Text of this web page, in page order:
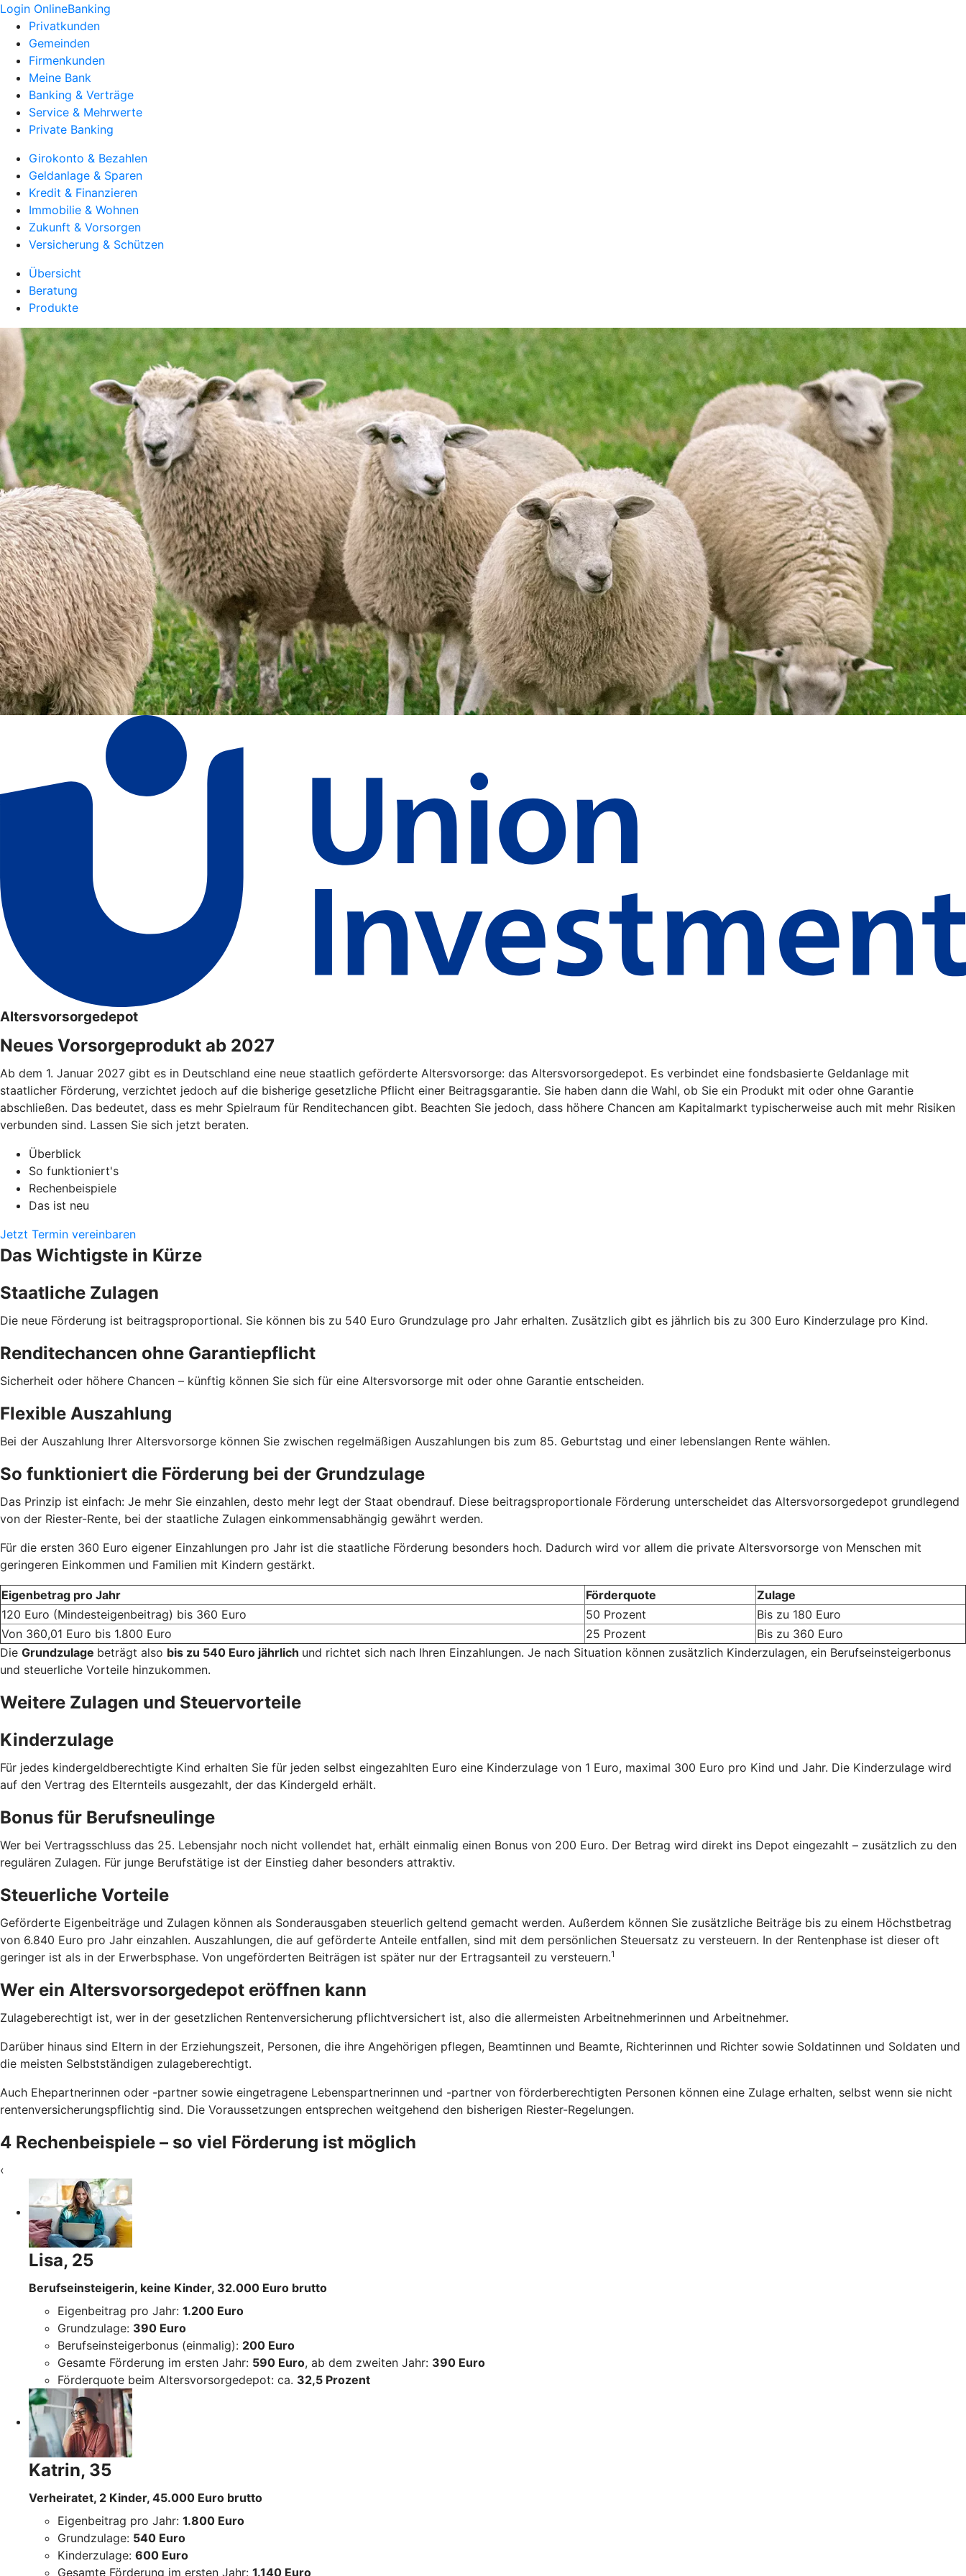
Login OnlineBanking
Privatkunden
Gemeinden
Firmenkunden
Meine Bank
Banking & Verträge
Service & Mehrwerte
Private Banking
Girokonto & Bezahlen
Geldanlage & Sparen
Kredit & Finanzieren
Immobilie & Wohnen
Zukunft & Vorsorgen
Versicherung & Schützen
Übersicht
Beratung
Produkte
Altersvorsorgedepot
Neues Vorsorgeprodukt ab 2027
Ab dem 1. Januar 2027 gibt es in Deutschland eine neue staatlich geförderte Altersvorsorge: das Altersvorsorgedepot. Es verbindet eine fondsbasierte Geldanlage mit
staatlicher Förderung, verzichtet jedoch auf die bisherige gesetzliche Pflicht einer Beitragsgarantie. Sie haben dann die Wahl, ob Sie ein Produkt mit oder ohne Garantie
abschließen. Das bedeutet, dass es mehr Spielraum für Renditechancen gibt. Beachten Sie jedoch, dass höhere Chancen am Kapitalmarkt typischerweise auch mit mehr Risiken
verbunden sind. Lassen Sie sich jetzt beraten.
Überblick
So funktioniert's
Rechenbeispiele
Das ist neu
Jetzt Termin vereinbaren
Das Wichtigste in Kürze
Staatliche Zulagen
Die neue Förderung ist beitragsproportional. Sie können bis zu 540 Euro Grundzulage pro Jahr erhalten. Zusätzlich gibt es jährlich bis zu 300 Euro Kinderzulage pro Kind.
Renditechancen ohne Garantiepflicht
Sicherheit oder höhere Chancen – künftig können Sie sich für eine Altersvorsorge mit oder ohne Garantie entscheiden.
Flexible Auszahlung
Bei der Auszahlung Ihrer Altersvorsorge können Sie zwischen regelmäßigen Auszahlungen bis zum 85. Geburtstag und einer lebenslangen Rente wählen.
So funktioniert die Förderung bei der Grundzulage
Das Prinzip ist einfach: Je mehr Sie einzahlen, desto mehr legt der Staat obendrauf. Diese beitragsproportionale Förderung unterscheidet das Altersvorsorgedepot grundlegend
von der Riester-Rente, bei der staatliche Zulagen einkommensabhängig gewährt werden.
Für die ersten 360 Euro eigener Einzahlungen pro Jahr ist die staatliche Förderung besonders hoch. Dadurch wird vor allem die private Altersvorsorge von Menschen mit
geringeren Einkommen und Familien mit Kindern gestärkt.
Eigenbetrag pro Jahr Förderquote
Zulage
120 Euro (Mindesteigenbeitrag) bis 360 Euro
50 Prozent
Bis zu 180 Euro
Von 360,01 Euro bis 1.800 Euro
25 Prozent
Bis zu 360 Euro
Die Grundzulage beträgt also bis zu 540 Euro jährlich und richtet sich nach Ihren Einzahlungen. Je nach Situation können zusätzlich Kinderzulagen, ein Berufseinsteigerbonus
und steuerliche Vorteile hinzukommen.
Weitere Zulagen und Steuervorteile
Kinderzulage
Für jedes kindergeldberechtigte Kind erhalten Sie für jeden selbst eingezahlten Euro eine Kinderzulage von 1 Euro, maximal 300 Euro pro Kind und Jahr. Die Kinderzulage wird
auf den Vertrag des Elternteils ausgezahlt, der das Kindergeld erhält.
Bonus für Berufsneulinge
Wer bei Vertragsschluss das 25. Lebensjahr noch nicht vollendet hat, erhält einmalig einen Bonus von 200 Euro. Der Betrag wird direkt ins Depot eingezahlt – zusätzlich zu den
regulären Zulagen. Für junge Berufstätige ist der Einstieg daher besonders attraktiv.
Steuerliche Vorteile
Geförderte Eigenbeiträge und Zulagen können als Sonderausgaben steuerlich geltend gemacht werden. Außerdem können Sie zusätzliche Beiträge bis zu einem Höchstbetrag
von 6.840 Euro pro Jahr einzahlen. Auszahlungen, die auf geförderte Anteile entfallen, sind mit dem persönlichen Steuersatz zu versteuern. In der Rentenphase ist dieser oft
geringer ist als in der Erwerbsphase. Von ungeförderten Beiträgen ist später nur der Ertragsanteil zu versteuern.1
Wer ein Altersvorsorgedepot eröffnen kann
Zulageberechtigt ist, wer in der gesetzlichen Rentenversicherung pflichtversichert ist, also die allermeisten Arbeitnehmerinnen und Arbeitnehmer.
Darüber hinaus sind Eltern in der Erziehungszeit, Personen, die ihre Angehörigen pflegen, Beamtinnen und Beamte, Richterinnen und Richter sowie Soldatinnen und Soldaten und
die meisten Selbstständigen zulageberechtigt.
Auch Ehepartnerinnen oder -partner sowie eingetragene Lebenspartnerinnen und -partner von förderberechtigten Personen können eine Zulage erhalten, selbst wenn sie nicht
rentenversicherungspflichtig sind. Die Voraussetzungen entsprechen weitgehend den bisherigen Riester-Regelungen.
4 Rechenbeispiele – so viel Förderung ist möglich
‹
Lisa, 25
Berufseinsteigerin, keine Kinder, 32.000 Euro brutto
Eigenbeitrag pro Jahr: 1.200 Euro
Grundzulage: 390 Euro
Berufseinsteigerbonus (einmalig): 200 Euro
Gesamte Förderung im ersten Jahr: 590 Euro, ab dem zweiten Jahr: 390 Euro
Förderquote beim Altersvorsorgedepot: ca. 32,5 Prozent
Katrin, 35
Verheiratet, 2 Kinder, 45.000 Euro brutto
Eigenbeitrag pro Jahr: 1.800 Euro
Grundzulage: 540 Euro
Kinderzulage: 600 Euro
Gesamte Förderung im ersten Jahr: 1.140 Euro